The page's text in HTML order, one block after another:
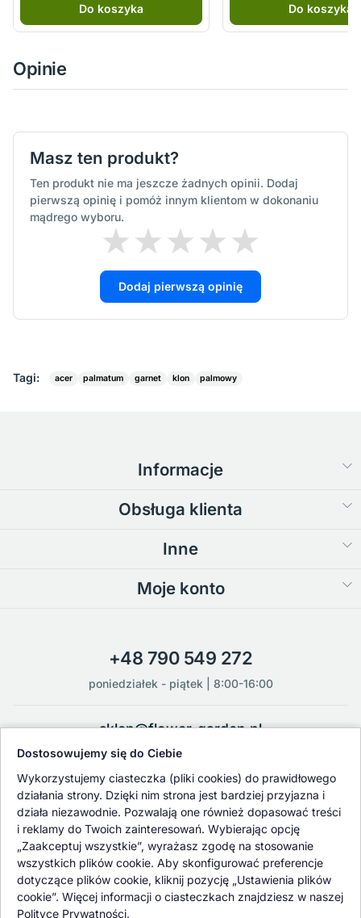
Do koszyka Do koszyka
Opinie
Masz ten produkt?
Ten produkt nie ma jeszcze żadnych opinii. Dodaj
pierwszą opinię i pomóż innym klientom w dokonaniu
mądrego wyboru.
Dodaj pierwszą opinię
Tagi: acer palmatum garnet klon palmowy
Informacje
Obsługa klienta
Inne
Moje konto
+48 790 549 272
poniedziałek - piątek | 8:00-16:00
sklep@flower-garden.pl
Oferowane przez nas rośliny i nasiona podlegają regularnej ścisłej
kontroli jakości oraz kontroli zdrowotnej przeprowadzanej przez
wykwalifikowane osoby z Państwowej Inspekcji Ochrony Roślin i
Nasiennictwa.
Dostosowujemy się do Ciebie
Wykorzystujemy ciasteczka (pliki cookies) do prawidłowego
działania strony. Dzięki nim strona jest bardziej przyjazna i
działa niezawodnie. Pozwalają one również dopasować treści
i reklamy do Twoich zainteresowań. Wybierając opcję
„Zaakceptuj wszystkie”, wyrażasz zgodę na stosowanie
wszystkich plików cookie. Aby skonfigurować preferencje
dotyczące plików cookie, kliknij pozycję „Ustawienia plików
cookie”. Więcej informacji o ciasteczkach znajdziesz w naszej
Polityce Prywatności.